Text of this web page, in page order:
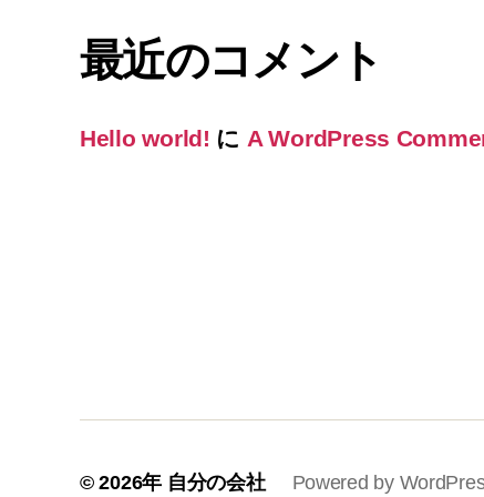
最近のコメント
Hello world! に A WordPress
© 2026年 自分の会社 Powered by